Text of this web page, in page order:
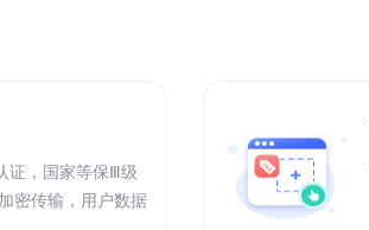
证，国家等保Ⅲ级
密传输，用户数据